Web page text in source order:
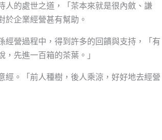
人的處世之道，「茶本來就是很內斂、謙
企業經營甚有幫助。
營過程中，得到許多的回饋與支持，「有
先進一百箱的茶葉。」
。「前人種樹，後人乘涼，好好地去經營